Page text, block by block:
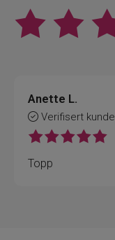
Anette L.
Verifisert kunde
Topp